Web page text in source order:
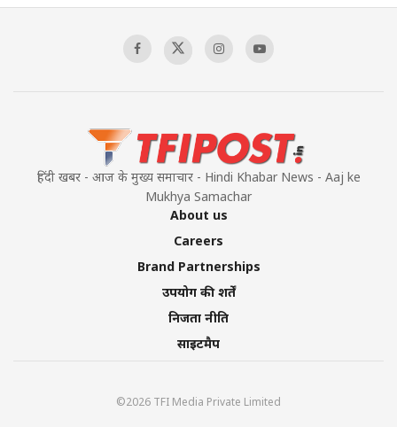
हिंदी खबर - आज के मुख्य समाचार - Hindi Khabar News - Aaj ke
Mukhya Samachar
About us
Careers
Brand Partnerships
उपयोग की शर्तें
निजता नीति
साइटमैप
©2026 TFI Media Private Limited